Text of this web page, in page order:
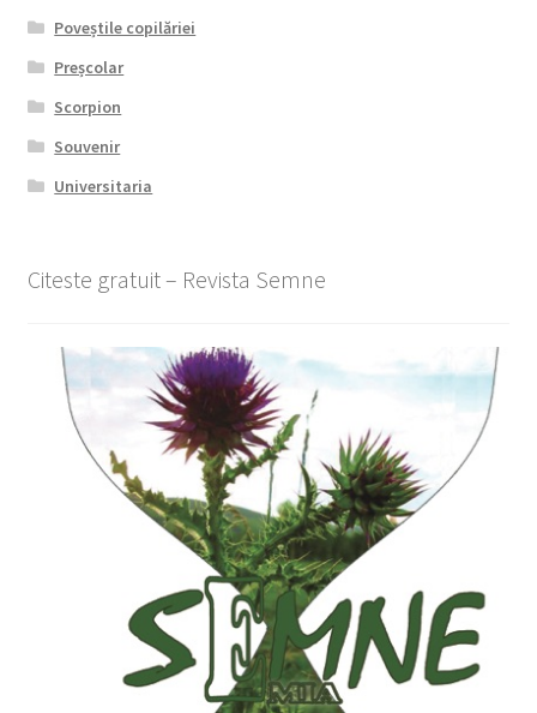
Poveștile copilăriei
Preșcolar
Scorpion
Souvenir
Universitaria
Citeste gratuit – Revista Semne